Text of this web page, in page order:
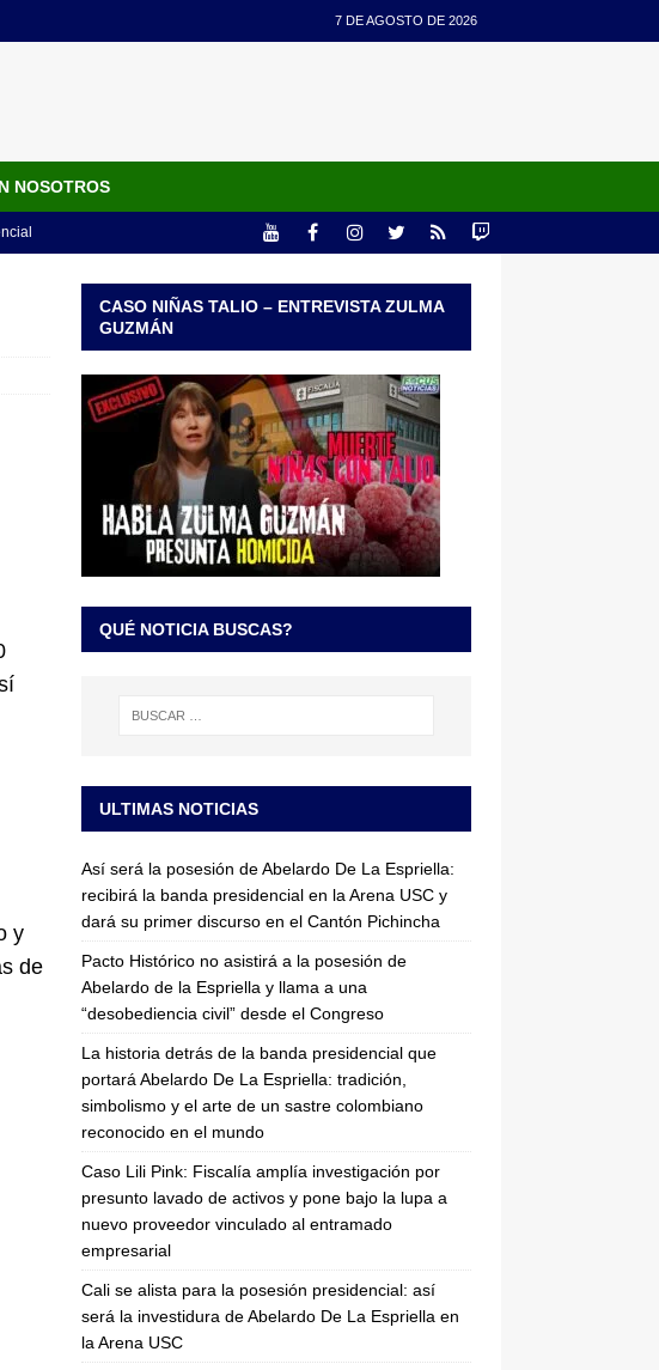
7 DE AGOSTO DE 2026
NOSOTROS
y
de
CASO NIÑAS TALIO – ENTREVISTA ZULMA
GUZMÁN
QUÉ NOTICIA BUSCAS?
ULTIMAS NOTICIAS
Así será la posesión de Abelardo De La Espriella:
recibirá la banda presidencial en la Arena USC y
dará su primer discurso en el Cantón Pichincha
Pacto Histórico no asistirá a la posesión de
Abelardo de la Espriella y llama a una
“desobediencia civil” desde el Congreso
La historia detrás de la banda presidencial que
portará Abelardo De La Espriella: tradición,
simbolismo y el arte de un sastre colombiano
reconocido en el mundo
Caso Lili Pink: Fiscalía amplía investigación por
presunto lavado de activos y pone bajo la lupa a
nuevo proveedor vinculado al entramado
empresarial
Cali se alista para la posesión presidencial: así
será la investidura de Abelardo De La Espriella en
la Arena USC